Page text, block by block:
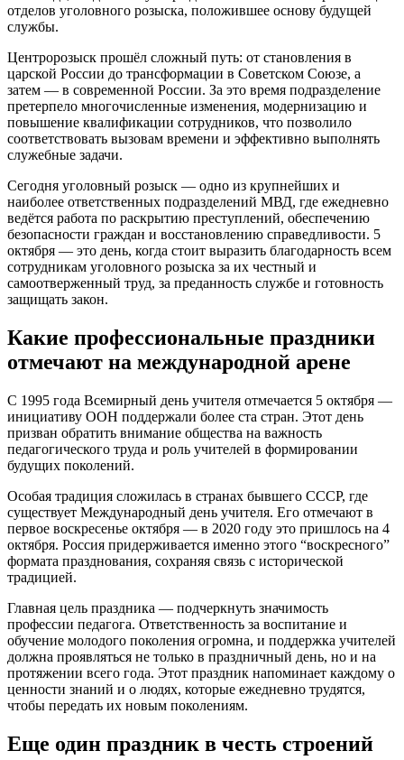
отделов уголовного розыска, положившее основу будущей
службы.
Центророзыск прошёл сложный путь: от становления в
царской России до трансформации в Советском Союзе, а
затем — в современной России. За это время подразделение
претерпело многочисленные изменения, модернизацию и
повышение квалификации сотрудников, что позволило
соответствовать вызовам времени и эффективно выполнять
служебные задачи.
Сегодня уголовный розыск — одно из крупнейших и
наиболее ответственных подразделений МВД, где ежедневно
ведётся работа по раскрытию преступлений, обеспечению
безопасности граждан и восстановлению справедливости. 5
октября — это день, когда стоит выразить благодарность всем
сотрудникам уголовного розыска за их честный и
самоотверженный труд, за преданность службе и готовность
защищать закон.
Какие профессиональные праздники
отмечают на международной арене
С 1995 года Всемирный день учителя отмечается 5 октября —
инициативу ООН поддержали более ста стран. Этот день
призван обратить внимание общества на важность
педагогического труда и роль учителей в формировании
будущих поколений.
Особая традиция сложилась в странах бывшего СССР, где
существует Международный день учителя. Его отмечают в
первое воскресенье октября — в 2020 году это пришлось на 4
октября. Россия придерживается именно этого “воскресного”
формата празднования, сохраняя связь с исторической
традицией.
Главная цель праздника — подчеркнуть значимость
профессии педагога. Ответственность за воспитание и
обучение молодого поколения огромна, и поддержка учителей
должна проявляться не только в праздничный день, но и на
протяжении всего года. Этот праздник напоминает каждому о
ценности знаний и о людях, которые ежедневно трудятся,
чтобы передать их новым поколениям.
Еще один праздник в честь строений